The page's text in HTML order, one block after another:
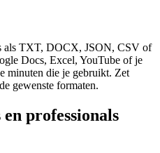
als TXT, DOCX, JSON, CSV of
Docs, Excel, YouTube of je
minuten die je gebruikt. Zet
gewenste formaten.
professionals